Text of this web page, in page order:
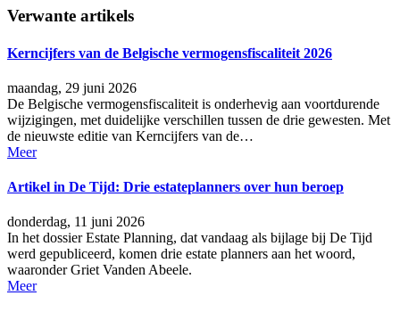
Verwante artikels
Kerncijfers van de Belgische vermogensfiscaliteit 2026
maandag, 29 juni 2026
De Belgische vermogensfiscaliteit is onderhevig aan voortdurende
wijzigingen, met duidelijke verschillen tussen de drie gewesten. Met
de nieuwste editie van Kerncijfers van de…
Meer
Artikel in De Tijd: Drie estateplanners over hun beroep
donderdag, 11 juni 2026
In het dossier Estate Planning, dat vandaag als bijlage bij De Tijd
werd gepubliceerd, komen drie estate planners aan het woord,
waaronder Griet Vanden Abeele.
Meer